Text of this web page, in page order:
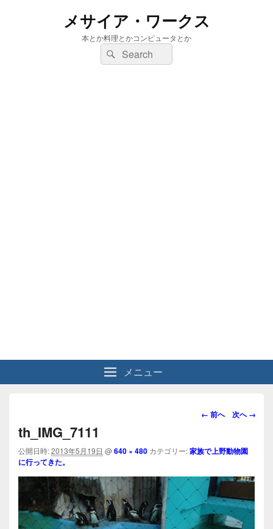
メサイア・ワークス
本とか料理とかコンピュータとか
検
索:
検
索
メニュー
画
ビ
ー
シ
ョ
ン
← 前へ 次へ →
th_IMG_7111
公開日時:2013年5月19日 @640 × 480 カテゴリー:家族で上野動物園
に行ってきた。